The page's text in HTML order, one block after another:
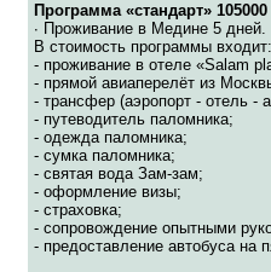
Программа «стандарт»
∙ Проживание в Медине 5 дней.
В стоимость программы входит:
- проживание в отеле «Salam
- прямой авиаперелёт из
- трансфер (аэропорт - отель -
- путеводитель паломника;
- одежда паломника;
- сумка паломника;
- святая вода Зам-зам;
- оформление визы;
- страховка;
- сопровождение опытными
- предоставление автобуса на